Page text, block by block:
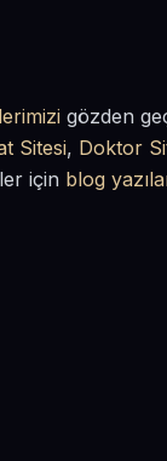
gözden
Sitesi, Doktor
için blog